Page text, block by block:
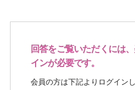
回答をご覧いただくには
インが必要です。
会員の方は下記よりログイン